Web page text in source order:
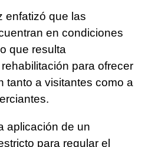
enfatizó que las
en condiciones
que resulta
para ofrecer
tanto a visitantes como a
aplicación de un
para regular el